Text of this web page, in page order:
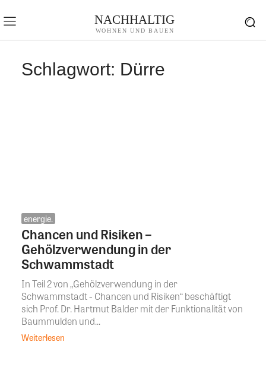
NACHHALTIG
WOHNEN UND BAUEN
Schlagwort: Dürre
energie.
Chancen und Risiken –
Gehölzverwendung in der
Schwammstadt
In Teil 2 von „Gehölzverwendung in der
Schwammstadt - Chancen und Risiken“ beschäftigt
sich Prof. Dr. Hartmut Balder mit der Funktionalität von
Baummulden und...
Weiterlesen